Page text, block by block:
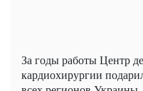
За годы работы Центр
кардиохирургии